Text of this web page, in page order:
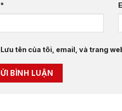
*
Lưu tên của tôi, email, và trang